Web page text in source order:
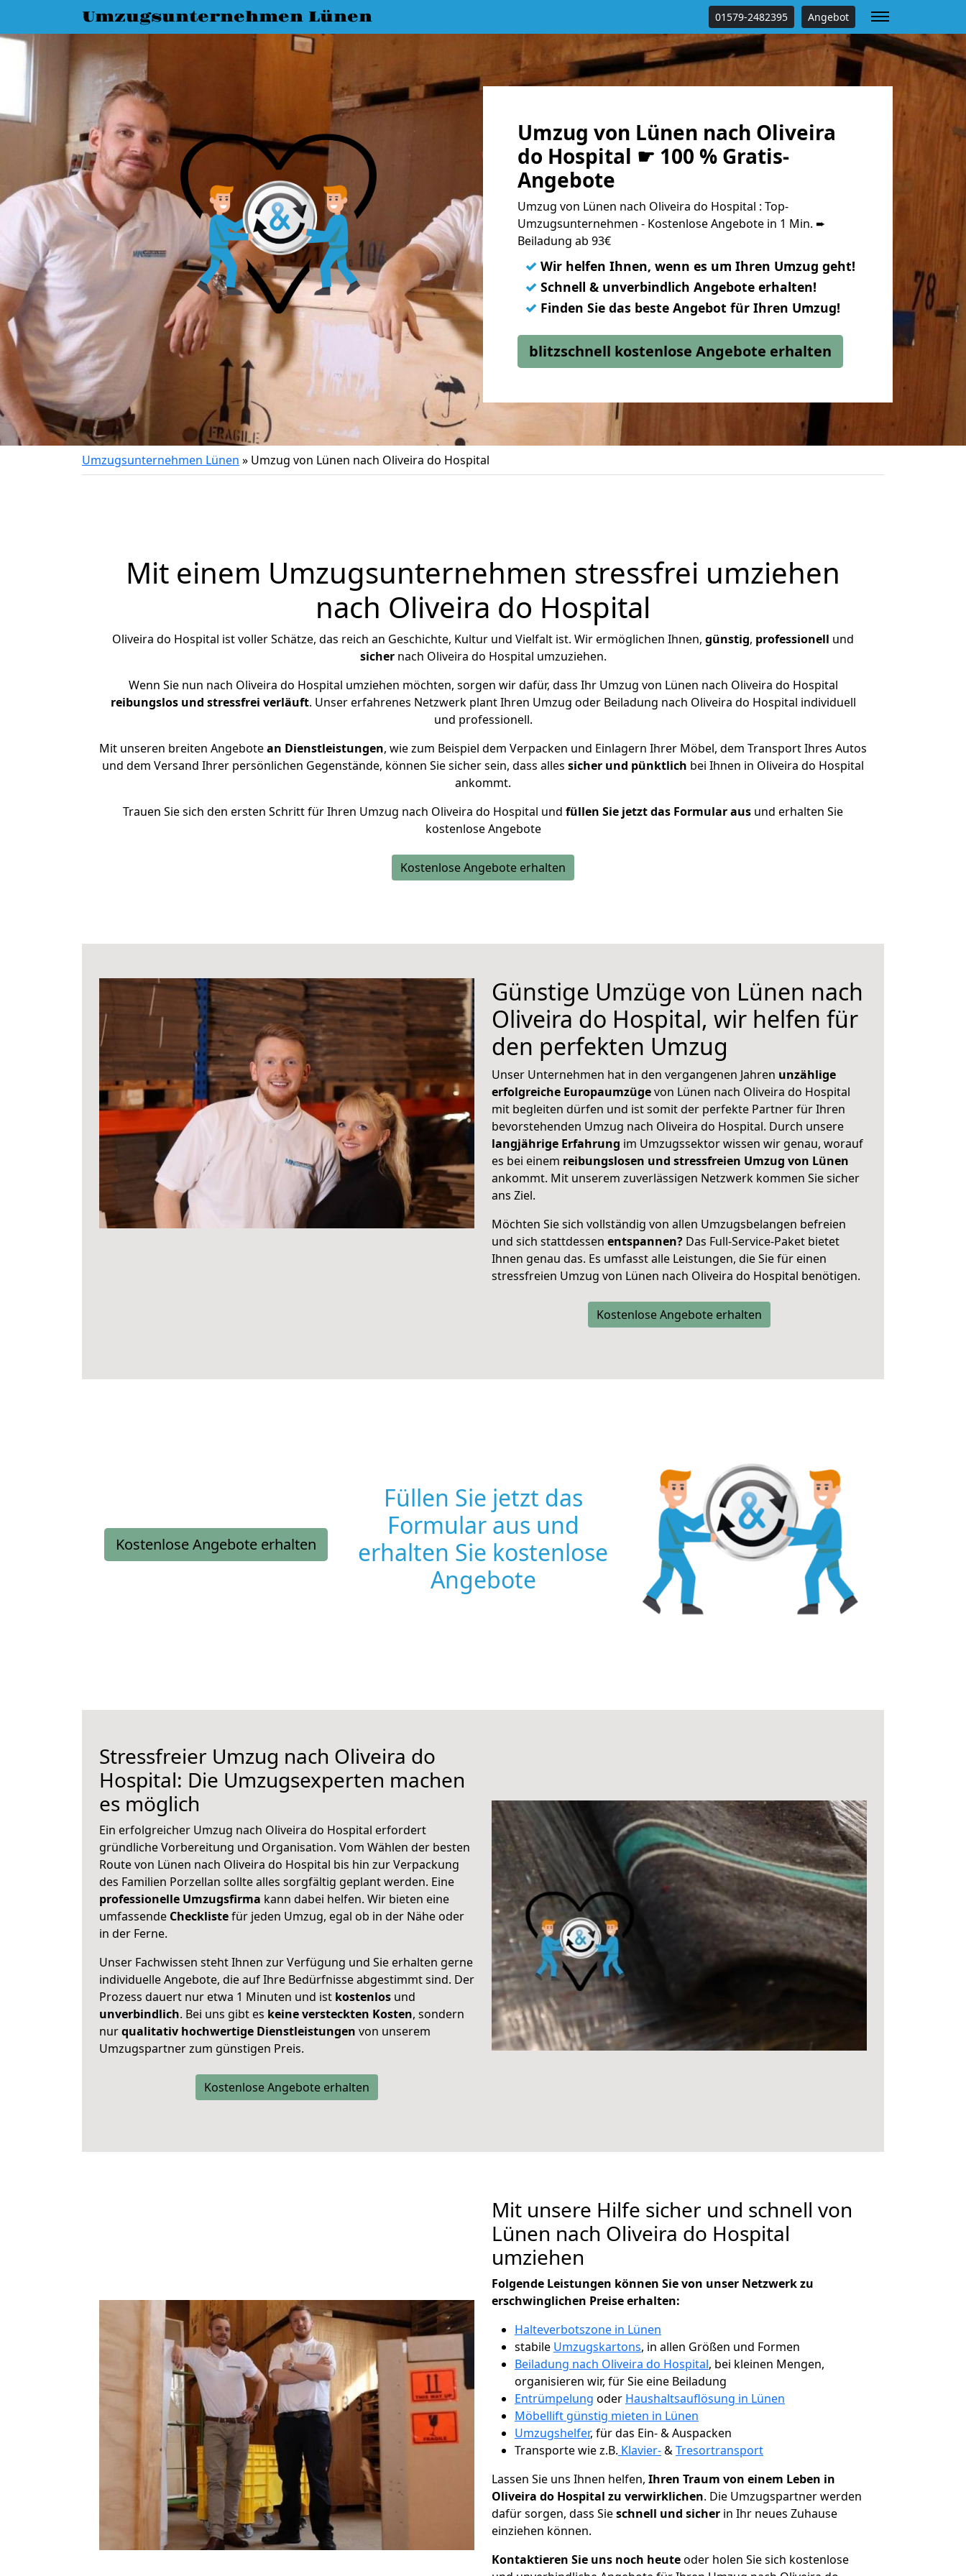
Umzugsunternehmen Lünen 01579-2482395 Angebot
Umzug von Lünen nach Oliveira
do Hospital ☛ 100 % Gratis-
Angebote
Umzug von Lünen nach Oliveira do Hospital : Top-
Umzugsunternehmen - Kostenlose Angebote in 1 Min. ➨
Beiladung ab 93€
✓ Wir helfen Ihnen, wenn es um Ihren Umzug geht!
✓ Schnell & unverbindlich Angebote erhalten!
✓ Finden Sie das beste Angebot für Ihren Umzug!
blitzschnell kostenlose Angebote erhalten
Umzugsunternehmen Lünen » Umzug von Lünen nach Oliveira do Hospital
Mit einem Umzugsunternehmen stressfrei umziehen
nach Oliveira do Hospital
Oliveira do Hospital ist voller Schätze, das reich an Geschichte, Kultur und Vielfalt ist. Wir ermöglichen Ihnen, günstig, professionell und
sichernach Oliveira do Hospital umzuziehen.
Wenn Sie nun nach Oliveira do Hospital umziehen möchten, sorgen wir dafür, dass Ihr Umzug von Lünen nach Oliveira do Hospital
reibungslos und stressfrei verläuft. Unser erfahrenes Netzwerk plant Ihren Umzug oder Beiladung nach Oliveira do Hospital individuell
und professionell.
Mit unseren breiten Angebotean Dienstleistungen, wie zum Beispiel dem Verpacken und Einlagern Ihrer Möbel, dem Transport Ihres Autos
und dem Versand Ihrer persönlichen Gegenstände, können Sie sicher sein, dass alles sicher und pünktlich bei Ihnen in Oliveira do Hospital
ankommt.
Trauen Sie sich den ersten Schritt für Ihren Umzug nach Oliveira do Hospital und füllen Sie jetzt das Formular aus und erhalten Sie
kostenlose Angebote
Kostenlose Angebote erhalten
Günstige Umzüge von Lünen nach
Oliveira do Hospital, wir helfen für
den perfekten Umzug
Unser Unternehmen hat in den vergangenen Jahren unzählige
erfolgreiche Europaumzügevon Lünen nach Oliveira do Hospital
mit begleiten dürfen und ist somit der perfekte Partner für Ihren
bevorstehenden Umzug nach Oliveira do Hospital. Durch unsere
langjährige Erfahrung im Umzugssektor wissen wir genau, worauf
es bei einem reibungslosen und stressfreien Umzug von Lünen
ankommt. Mit unserem zuverlässigen Netzwerk kommen Sie sicher
ans Ziel.
Möchten Sie sich vollständig von allen Umzugsbelangen befreien
und sich stattdessen entspannen? Das Full-Service-Paket bietet
Ihnen genau das. Es umfasst alle Leistungen, die Sie für einen
stressfreien Umzug von Lünen nach Oliveira do Hospital benötigen.
Kostenlose Angebote erhalten
Kostenlose Angebote erhalten
Füllen Sie jetzt das
Formular aus und
erhalten Sie kostenlose
Angebote
Stressfreier Umzug nach Oliveira do
Hospital: Die Umzugsexperten machen
es möglich
Ein erfolgreicher Umzug nach Oliveira do Hospital erfordert
gründliche Vorbereitung und Organisation. Vom Wählen der besten
Route von Lünen nach Oliveira do Hospital bis hin zur Verpackung
des Familien Porzellan sollte alles sorgfältig geplant werden. Eine
professionelle Umzugsfirma kann dabei helfen. Wir bieten eine
umfassende Checklistefür jeden Umzug, egal ob in der Nähe oder
in der Ferne.
Unser Fachwissen steht Ihnen zur Verfügung und Sie erhalten gerne
individuelle Angebote, die auf Ihre Bedürfnisse abgestimmt sind. Der
Prozess dauert nur etwa 1 Minuten und ist kostenlos und
unverbindlich. Bei uns gibt es keine versteckten Kosten, sondern
nurqualitativ hochwertige Dienstleistungen von unserem
Umzugspartner zum günstigen Preis.
Kostenlose Angebote erhalten
Mit unsere Hilfe sicher und schnell von
Lünen nach Oliveira do Hospital
umziehen
Folgende Leistungen können Sie von unser Netzwerk zu
erschwinglichen Preise erhalten:
Halteverbotszone in Lünen
stabile Umzugskartons, in allen Größen und Formen
Beiladung nach Oliveira do Hospital, bei kleinen Mengen,
organisieren wir, für Sie eine Beiladung
Entrümpelung oder Haushaltsauflösung in Lünen
Möbellift günstig mieten in Lünen
Umzugshelfer, für das Ein- & Auspacken
Transporte wie z.B. Klavier-&Tresortransport
Lassen Sie uns Ihnen helfen, Ihren Traum von einem Leben in
Oliveira do Hospital zu verwirklichen. Die Umzugspartner werden
dafür sorgen, dass Sieschnell und sicher in Ihr neues Zuhause
einziehen können.
Kontaktieren Sie uns noch heuteoder holen Sie sich kostenlose